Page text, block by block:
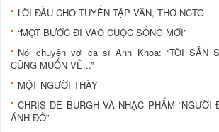
LỜI ĐẦU CHO TUYỂN TẬP VĂN, THƠ NCTG
“MỘT BƯỚC ĐI VÀO CUỘC SỐNG MỚI”
Nói chuyện với ca sĩ Anh Khoa: “TÔI SẴN
CŨNG MUỐN VỀ...”
MỘT NGƯỜI THÀY
CHRIS DE BURGH VÀ NHẠC PHẨM “NGƯỜI
ÁNH ĐỎ”